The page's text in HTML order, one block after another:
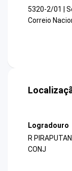
5320-2/01 |
Correio
Logradouro
R
CONJ